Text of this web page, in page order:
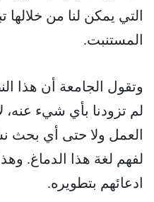
التي يمكن لنا من
المستنبت.
وتقول الجامعة أن هذا
لم تزودنا بأي شيء عنه،
العمل ولا حتى أي بحث
لفهم لغة هذا الدماغ.
ادعائهم بتطويره.